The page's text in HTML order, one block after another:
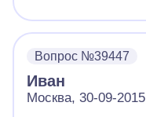
Вопрос №39447
Иван
Москва, 30-09-2015